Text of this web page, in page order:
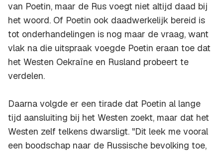
van Poetin, maar de Rus voegt niet altijd daad bij
het woord. Of Poetin ook daadwerkelijk bereid is
tot onderhandelingen is nog maar de vraag, want
vlak na die uitspraak voegde Poetin eraan toe dat
het Westen Oekraïne en Rusland probeert te
verdelen.
Daarna volgde er een tirade dat Poetin al lange
tijd aansluiting bij het Westen zoekt, maar dat het
Westen zelf telkens dwarsligt. "Dit leek me vooral
een boodschap naar de Russische bevolking toe,